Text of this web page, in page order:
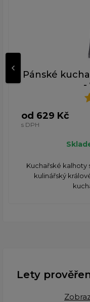
Pánské
-
od 629 Kč
s DPH
Kuchařské
kulinářský
Lety